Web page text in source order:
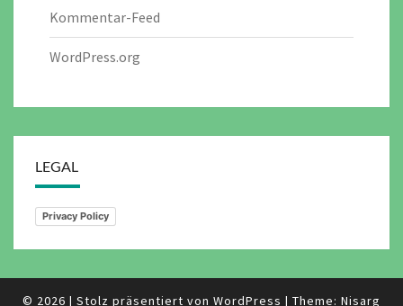
Kommentar-Feed
WordPress.org
LEGAL
Privacy Policy
© 2026 | Stolz präsentiert von WordPress | Theme: Nisarg